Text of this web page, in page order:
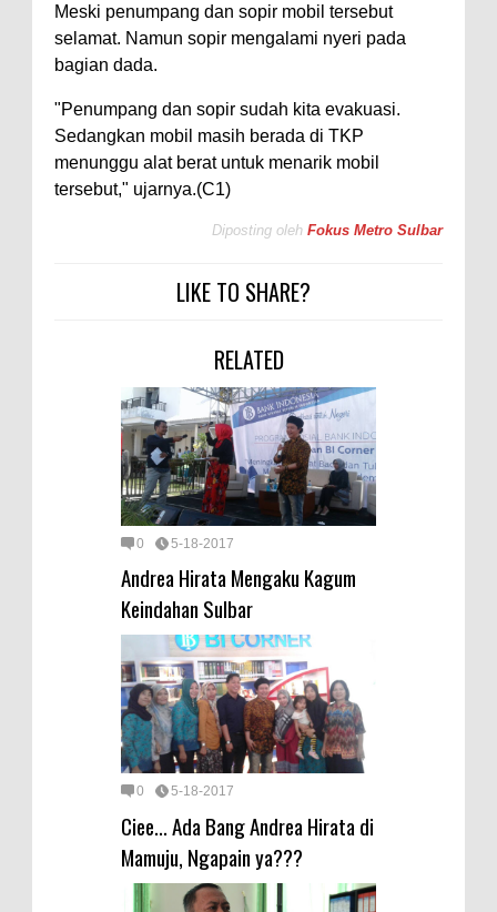
Meski penumpang dan sopir mobil tersebut
selamat. Namun sopir mengalami nyeri pada
bagian dada.
"Penumpang dan sopir sudah kita evakuasi.
Sedangkan mobil masih berada di TKP
menunggu alat berat untuk menarik mobil
tersebut," ujarnya.(C1)
Diposting oleh Fokus Metro Sulbar
LIKE TO SHARE?
RELATED
0 5-18-2017
Andrea Hirata Mengaku Kagum
Keindahan Sulbar
0 5-18-2017
Ciee... Ada Bang Andrea Hirata di
Mamuju, Ngapain ya???